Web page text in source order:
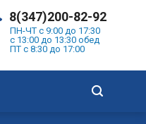
8(347)200-82-92
ПН-ЧТ с 9:00 до 17:30
с 13:00 до 13:30 обед
ПТ с 8:30 до 17:00